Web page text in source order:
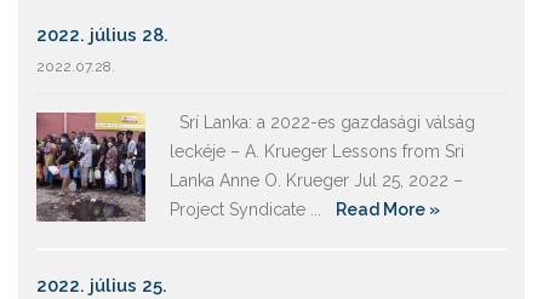
2022. július 28.
2022.07.28.
Srí Lanka: a 2022-es gazdasági válság
leckéje – A. Krueger Lessons from Sri
Lanka Anne O. Krueger Jul 25, 2022 –
Project Syndicate ...
Read More »
2022. július 25.